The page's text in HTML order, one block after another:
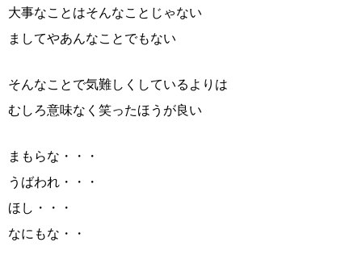
大事なことはそんなことじゃない
ましてやあんなことでもない
そんなことで気難しくしているよりは
むしろ意味なく笑ったほうが良い
まもらな・・・
うばわれ・・・
ほし・・・
なにもな・・